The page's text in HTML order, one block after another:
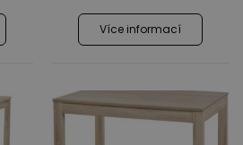
Více informací